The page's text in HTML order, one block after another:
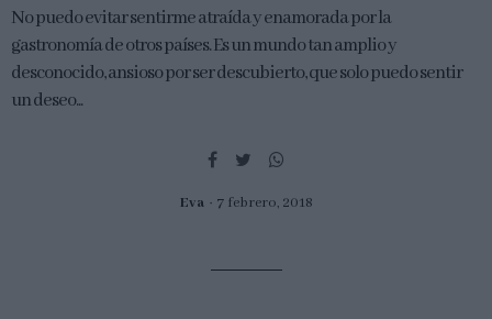
No puedo evitar sentirme atraída y enamorada por la
gastronomía de otros países. Es un mundo tan amplio y
desconocido, ansioso por ser descubierto, que solo puedo sentir
un deseo...
Eva 7 febrero, 2018